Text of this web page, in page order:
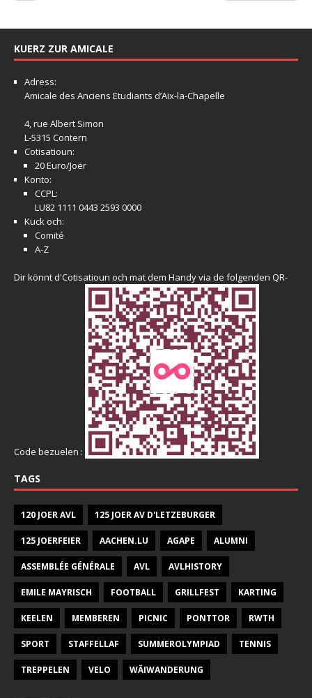
KUERZ ZUR AMICALE
Adress:
Amicale des Anciens Etudiants d’Aix-la-Chapelle
4, rue Albert Simon
L-5315 Contern
Cotisatioun:
20 Euro/Joër
Konto:
CCPL:
LU82 1111 0443 2593 0000
Kuck och:
Comité
A-Z
Dir könnt d'Cotisatioun och mat dem Handy via de folgenden QR-
Code bezuelen :
TAGS
120 JOER AVL 125 JOER AV D'LETZEBURGER
125 JOERFEIER AACHEN.LU AGAPE ALUMNI
ASSEMBLÉE GÉNÉRALE AVL AVLHISTORY
EMILE MAYRISCH FOOTBALL GRILLFEST KARTING
KEELEN MEMBEREN PICNIC PONTTOR RWTH
SPORT STAFFELLAF SUMMEROLYMPIAD TENNIS
TREPPELEN VELO WÄIWANDERUNG